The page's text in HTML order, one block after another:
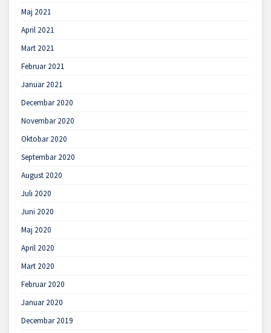
Maj 2021
April 2021
Mart 2021
Februar 2021
Januar 2021
Decembar 2020
Novembar 2020
Oktobar 2020
Septembar 2020
August 2020
Juli 2020
Juni 2020
Maj 2020
April 2020
Mart 2020
Februar 2020
Januar 2020
Decembar 2019